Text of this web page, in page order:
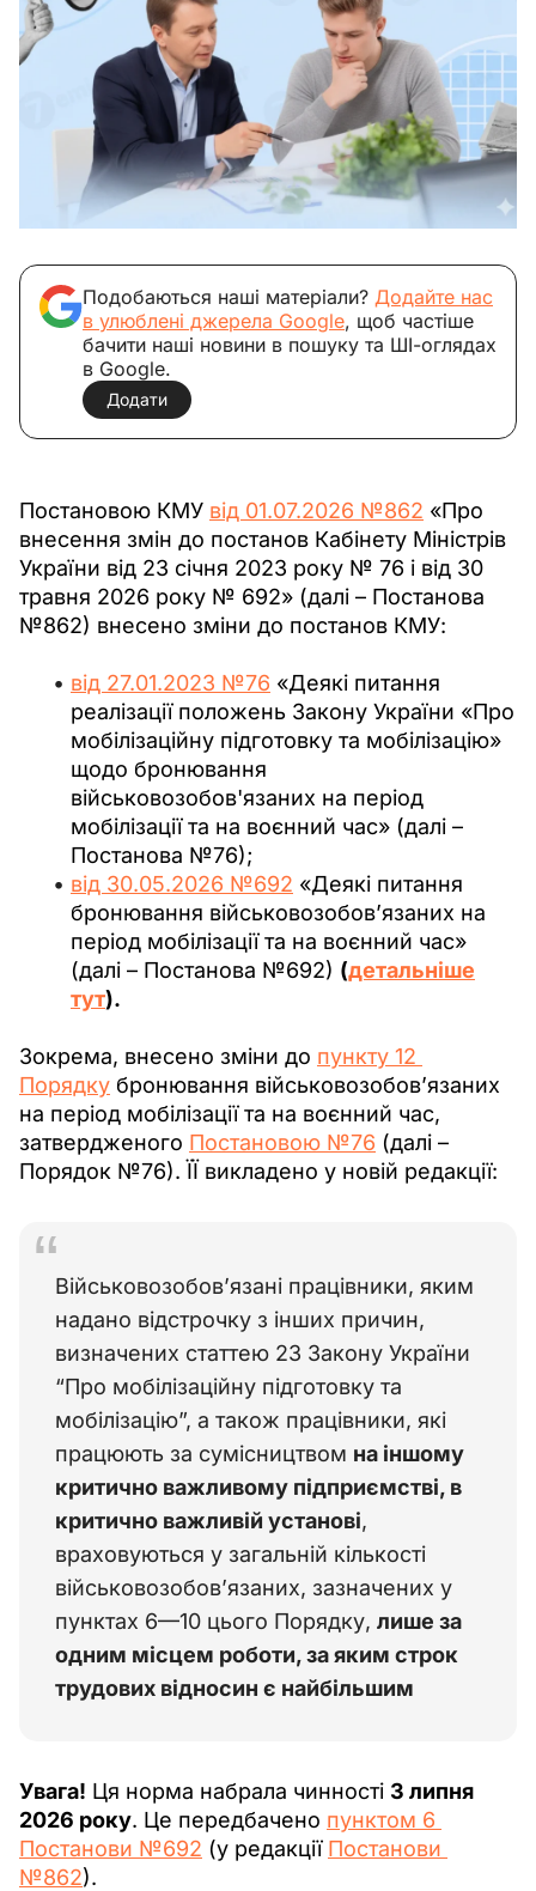
Подобаються наші матеріали? Додайте нас
в улюблені джерела Google, щоб частіше
бачити наші новини в пошуку та ШІ-оглядах
в Google.
Додати
Постановою КМУ від 01.07.2026 №862 «Про
внесення змін до постанов Кабінету Міністрів
України від 23 січня 2023 року № 76 і від 30
травня 2026 року № 692» (далі – Постанова
№862) внесено зміни до постанов КМУ:
від 27.01.2023 №76 «Деякі питання
реалізації положень Закону України «Про
мобілізаційну підготовку та мобілізацію»
щодо бронювання
військовозобов'язаних на період
мобілізації та на воєнний час» (далі –
Постанова №76);
від 30.05.2026 №692 «Деякі питання
бронювання військовозобов’язаних на
період мобілізації та на воєнний час»
(далі – Постанова №692) (детальніше
тут).
Зокрема, внесено зміни до пункту 12
Порядку бронювання військовозобов’язаних
на період мобілізації та на воєнний час,
затвердженого Постановою №76 (далі –
Порядок №76). ЇЇ викладено у новій редакції:
Військовозобов’язані працівники, яким
надано відстрочку з інших причин,
визначених статтею 23 Закону України
“Про мобілізаційну підготовку та
мобілізацію”, а також працівники, які
працюють за сумісництвом на іншому
критично важливому підприємстві, в
критично важливій установі,
враховуються у загальній кількості
військовозобов’язаних, зазначених у
пунктах 6—10 цього Порядку, лише за
одним місцем роботи, за яким строк
трудових відносин є найбільшим
Увага! Ця норма набрала чинності 3 липня
2026 року. Це передбачено пунктом 6
Постанови №692 (у редакції Постанови
№862).